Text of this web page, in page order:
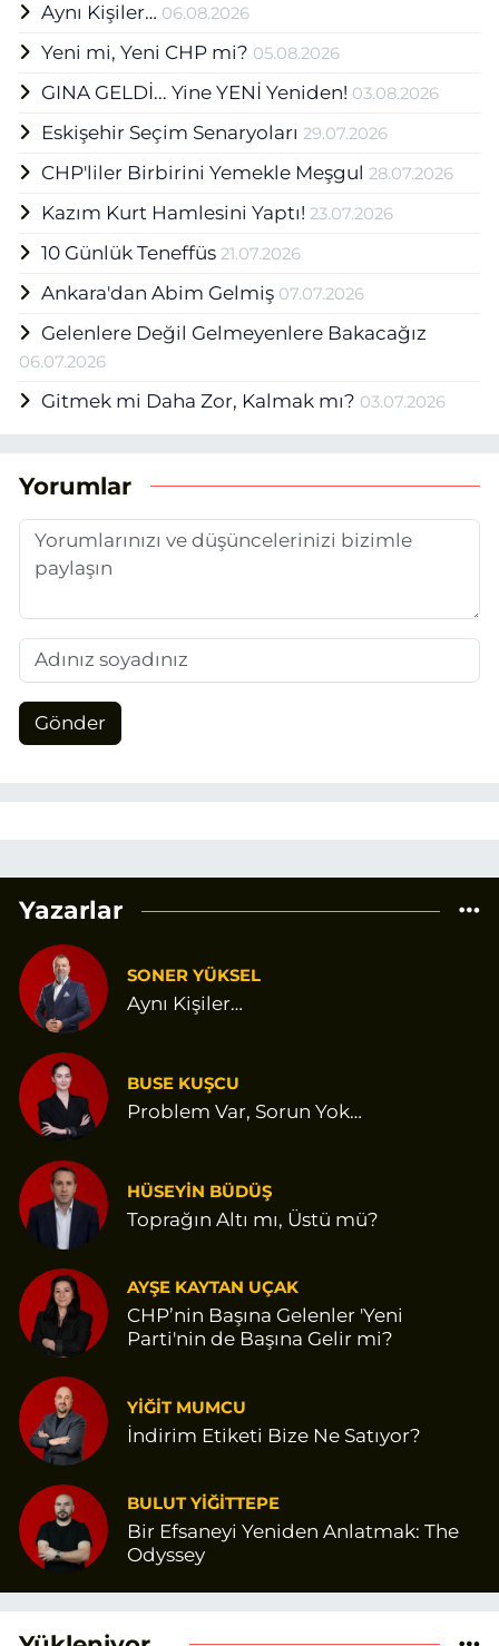
Haber Ajansı (EHA) bünyesinde Medya
Grup Başkanı olarak mesleğini
sürdürmektedir.
Aynı Kişiler… 06.08.2026
Yeni mi, Yeni CHP mi? 05.08.2026
GINA GELDİ... Yine YENİ Yeniden! 03.08.2026
Eskişehir Seçim Senaryoları 29.07.2026
CHP'liler Birbirini Yemekle Meşgul 28.07.2026
Kazım Kurt Hamlesini Yaptı! 23.07.2026
10 Günlük Teneffüs 21.07.2026
Ankara'dan Abim Gelmiş 07.07.2026
Gelenlere Değil Gelmeyenlere Bakacağız
06.07.2026
Gitmek mi Daha Zor, Kalmak mı? 03.07.2026
Yorumlar
Gönder
Yazarlar
SONER YÜKSEL
Aynı Kişiler…
BUSE KUŞCU
Problem Var, Sorun Yok…
HÜSEYİN BÜDÜŞ
Toprağın Altı mı, Üstü mü?
AYŞE KAYTAN UÇAK
CHP’nin Başına Gelenler 'Yeni
Parti'nin de Başına Gelir mi?
YİĞİT MUMCU
İndirim Etiketi Bize Ne Satıyor?
BULUT YİĞİTTEPE
Bir Efsaneyi Yeniden Anlatmak: The
Odyssey